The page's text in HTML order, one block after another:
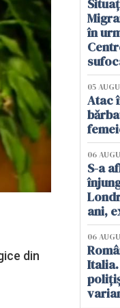
din
în
05
Atac
06
S-a
ani,
06